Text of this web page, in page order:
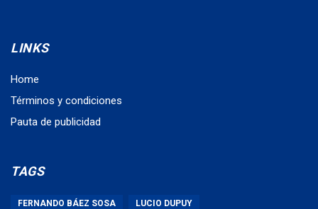
LINKS
Home
Términos y condiciones
Pauta de publicidad
TAGS
FERNANDO BÁEZ SOSA LUCIO DUPUY